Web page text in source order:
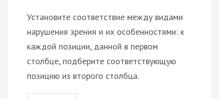
Установите соответствие между видами
нарушения зрения и их особенностями: к
каждой позиции, данной в первом
столбце, подберите соответствующую
позицию из второго столбца.